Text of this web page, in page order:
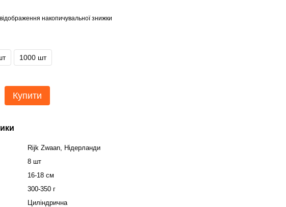
накопичувальної знижки
1000 шт
Купити
Rijk Zwaan, Нідерланди
8 шт
16-18 см
300-350 г
Циліндрична